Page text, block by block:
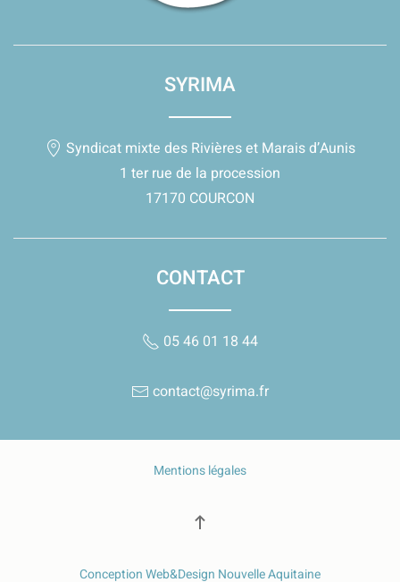
SYRIMA
Syndicat mixte des Rivières et Marais d’Aunis
1 ter rue de la procession
17170 COURCON
CONTACT
05 46 01 18 44
contact@syrima.fr
Mentions légales
Conception Web&Design Nouvelle Aquitaine